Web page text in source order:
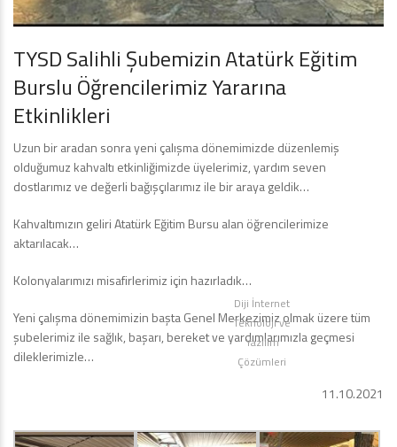
TYSD Salihli Şubemizin Atatürk Eğitim
Burslu Öğrencilerimiz Yararına
Etkinlikleri
Uzun bir aradan sonra yeni çalışma dönemimizde düzenlemiş
olduğumuz kahvaltı etkinliğimizde üyelerimiz, yardım seven
dostlarımız ve değerli bağışçılarımız ile bir araya geldik…
Kahvaltımızın geliri Atatürk Eğitim Bursu alan öğrencilerimize
aktarılacak…
Kolonyalarımızı misafirlerimiz için hazırladık…
Yeni çalışma dönemimizin başta Genel Merkezimiz olmak üzere tüm
şubelerimiz ile sağlık, başarı, bereket ve yardımlarımızla geçmesi
dileklerimizle…
11.10.2021
Diji İnternet
Teknoloji ve
Yazılım
Çözümleri